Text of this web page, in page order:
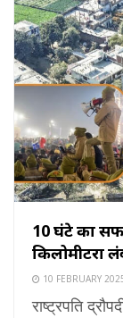
10 घंटे का
किलोमीटरों
10 FEBRUARY
राष्ट्रपति